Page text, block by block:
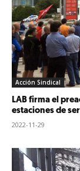
Acción Sindical
LAB firma el
estaciones de
2022-11-29